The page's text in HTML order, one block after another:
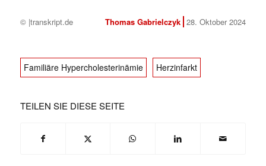
© |transkript.de Thomas Gabrielczyk 28. Oktober 2024
Familiäre Hypercholesterinämie Herzinfarkt
TEILEN SIE DIESE SEITE